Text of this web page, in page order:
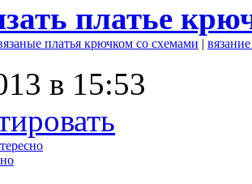
платье
платья крючком со схемами |
в 15:53